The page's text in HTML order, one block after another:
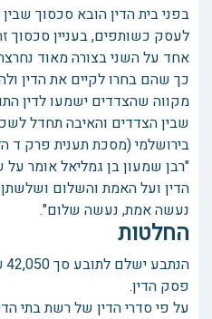
בפני בית הדין הובא סכסוך
לעסק כשותפים, בעניין סכסוך
אחד על השני בצורה מאוד
כך שהם בחרו לקיים את הדין
מקווה שהצדדים ישמעו לדין
שבין הצדדים והאיבה תחדל
בירושלמי (מסכת תענית פרק ד
"רבן שמעון בן גמליאל אומר
הדין ועל האמת והשלום
נעשה אמת, נעשה שלום".
החלטות
פסק הדין.
על פי סדרי הדין של רשת בתי